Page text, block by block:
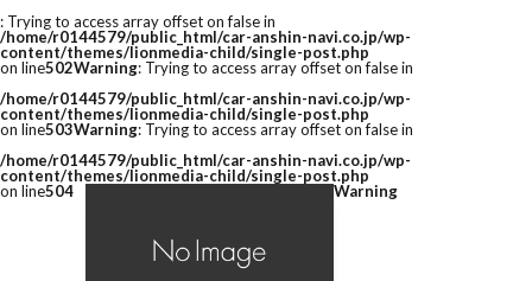
: Trying to access array offset on false in
/home/r0144579/public_html/car-anshin-navi.co.jp/wp-
content/themes/lionmedia-child/single-post.php
on line502Warning: Trying to access array offset on false in
/home/r0144579/public_html/car-anshin-navi.co.jp/wp-
content/themes/lionmedia-child/single-post.php
on line503Warning: Trying to access array offset on false in
/home/r0144579/public_html/car-anshin-navi.co.jp/wp-
content/themes/lionmedia-child/single-post.php
on line504 Warning